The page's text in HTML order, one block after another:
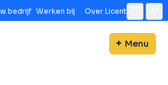
bedrijf Werken bij Over Licent
Menu